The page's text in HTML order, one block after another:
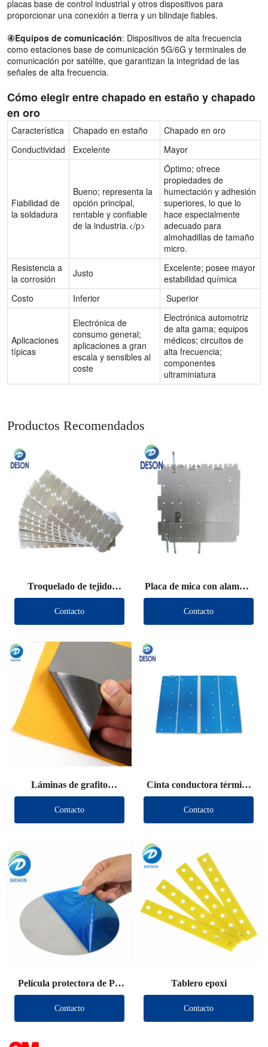
placas base de control industrial y otros dispositivos para
proporcionar una conexión a tierra y un blindaje fiables.
④Equipos de comunicación: Dispositivos de alta frecuencia
como estaciones base de comunicación 5G/6G y terminales de
comunicación por satélite, que garantizan la integridad de las
señales de alta frecuencia.
Cómo elegir entre chapado en estaño y chapado
en oro
Característica Chapado en estaño
Chapado en oro
Conductividad
Excelente Mayor
Fiabilidad de
la soldadura
Bueno; representa la
opción principal,
rentable y confiable
de la industria.</p>
Óptimo; ofrece
propiedades de
humectación y adhesión
superiores, lo que lo
hace especialmente
adecuado para
almohadillas de tamaño
micro.
Resistencia a
la corrosión
Justo
Excelente; posee mayor
estabilidad química
Costo
Inferior Superior
Aplicaciones
típicas
Electrónica de
consumo general;
aplicaciones a gran
escala y sensibles al
coste
Electrónica automotriz
de alta gama; equipos
médicos; circuitos de
alta frecuencia;
componentes
ultraminiatura
Productos Recomendados
Troquelado de tejido
conductor de blindaje
Contacto
Placa de mica con alambre
de plomo
Contacto
Láminas de grafito
troqueladas
Contacto
Cinta conductora térmica
troquelada
Contacto
Película protectora de PE
troquelada
Contacto
Tablero epoxi
Contacto